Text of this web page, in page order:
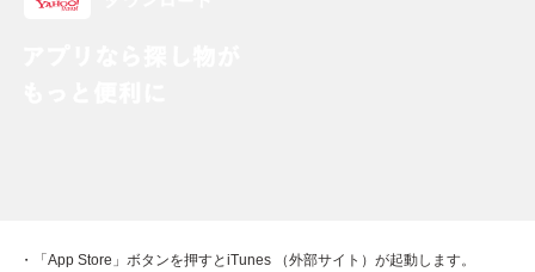
・「App Store」ボタンを押すとiTunes （外部サイト）が起動します。